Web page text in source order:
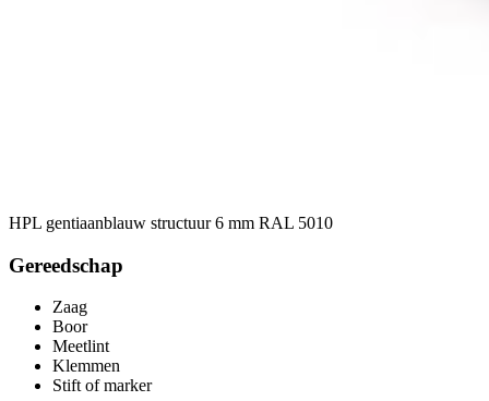
HPL gentiaanblauw structuur 6 mm RAL 5010
Gereedschap
Zaag
Boor
Meetlint
Klemmen
Stift of marker